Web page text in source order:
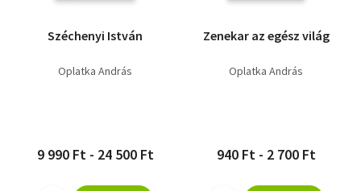
Széchenyi István
Oplatka András
9 990 Ft - 24 500 Ft
Zenekar az egész világ
Oplatka András
940 Ft - 2 700 Ft